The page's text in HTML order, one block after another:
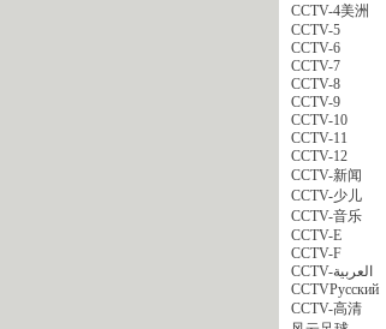
CCTV-4美洲
CCTV-5
CCTV-6
CCTV-7
CCTV-8
CCTV-9
CCTV-10
CCTV-11
CCTV-12
CCTV-新闻
CCTV-少儿
CCTV-音乐
CCTV-E
CCTV-F
CCTV-العربية
CCTVPусский
CCTV-高清